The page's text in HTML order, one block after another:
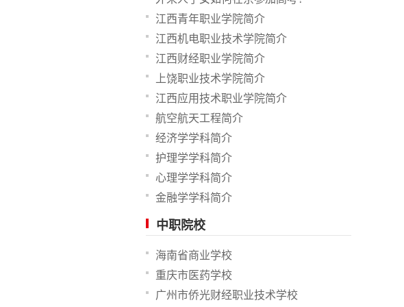
江西青年职业学院简介
江西机电职业技术学院简介
江西财经职业学院简介
上饶职业技术学院简介
江西应用技术职业学院简介
航空航天工程简介
经济学学科简介
护理学学科简介
心理学学科简介
金融学学科简介
中职院校
海南省商业学校
重庆市医药学校
广州市侨光财经职业技术学校